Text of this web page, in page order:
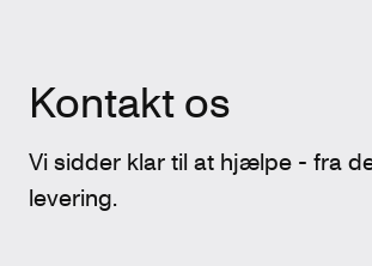
Kontakt os
Vi sidder klar til at hjælpe - fra
levering.